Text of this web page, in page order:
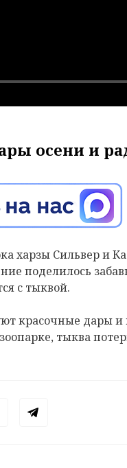
осени и
харзы Сильвер и
поделилось
с тыквой.
красочные дары и
тыква